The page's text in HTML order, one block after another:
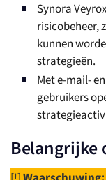
Synora
risicobeheer,
kunnen
strategieën.
Met e-mail-
gebruikers
Belangrijke